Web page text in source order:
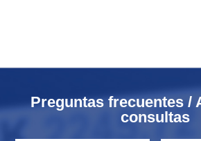
Preguntas frecuentes /
consultas